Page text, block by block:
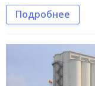
Подробнее